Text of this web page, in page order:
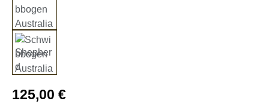
Regulärer Preis:
125,00 €